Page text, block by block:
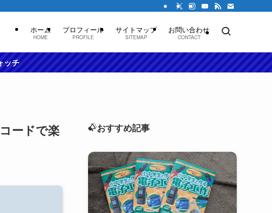
ホーム
HOME
プロフィール
PROFILE
サイトマップ
SITEMAP
お問い合わせ
CONTACT
ッチ
ードで楽
おすすめ記事